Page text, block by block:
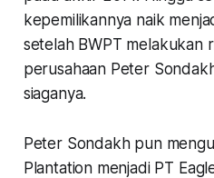
kepemilikannya naik
setelah BWPT melakukan
perusahaan Peter
siaganya.
Peter Sondakh pun
Plantation menjadi PT